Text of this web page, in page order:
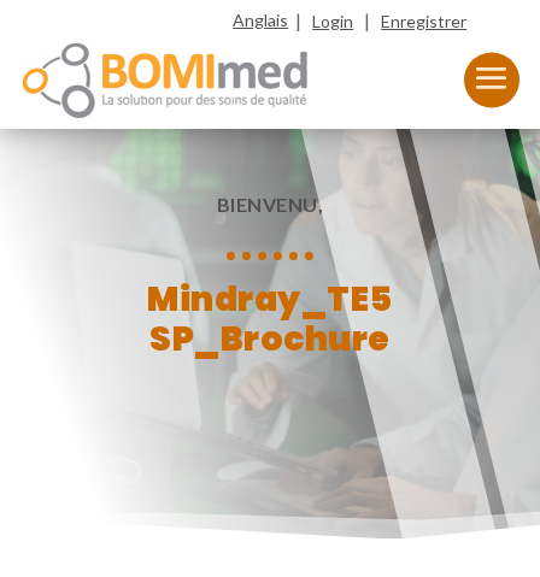
Anglais |Login |Enregistrer
BIENVENU,
Mindray_TE5
SP_Brochure